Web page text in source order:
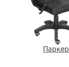
Паркер